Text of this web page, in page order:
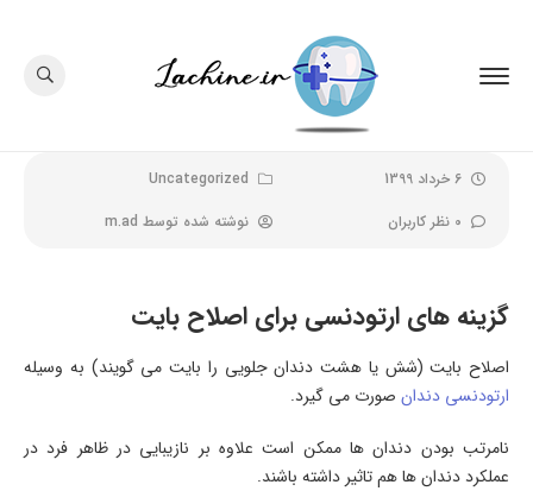
6 خرداد 1399
Uncategorized
0 نظر کاربران
نوشته شده توسط m.ad
گزینه های ارتودنسی برای اصلاح بایت
اصلاح بایت (شش یا هشت دندان جلویی را بایت می گویند) به وسیله
ارتودنسی دندان صورت می گیرد.
نامرتب بودن دندان ها ممکن است علاوه بر نازیبایی در ظاهر فرد در
عملکرد دندان ها هم تاثیر داشته باشند.